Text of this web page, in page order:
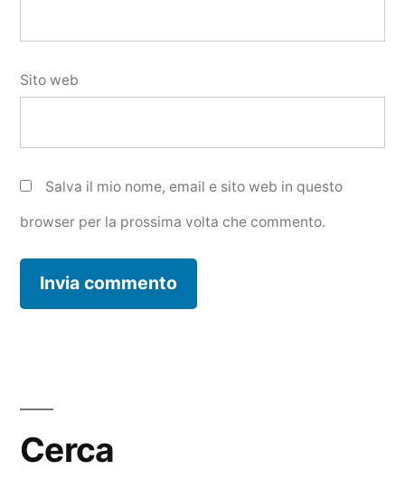
Sito web
Salva il mio nome, email e sito web in questo
browser per la prossima volta che commento.
Cerca